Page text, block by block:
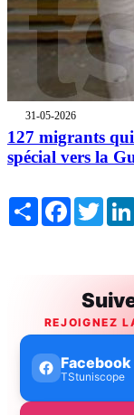
31-05-2026
127 migrants
spécial vers la
Share Facebook